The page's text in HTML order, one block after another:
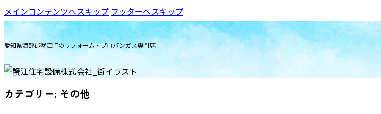
メインコンテンツへスキップ フッターへスキップ
愛知県海部郡蟹江町のリフォーム・プロパンガス専門店
カテゴリー: その他